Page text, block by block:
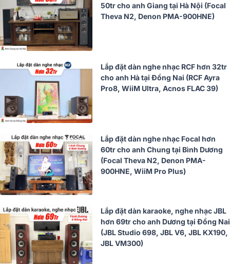
50tr cho anh Giang tại Hà Nội (Focal
Theva N2, Denon PMA-900HNE)
Lắp đặt dàn nghe nhạc RCF hơn 32tr
cho anh Hà tại Đồng Nai (RCF Ayra
Pro8, WiiM Ultra, Acnos FLAC 39)
Lắp đặt dàn nghe nhạc Focal hơn
60tr cho anh Chung tại Bình Dương
(Focal Theva N2, Denon PMA-
900HNE, WiiM Pro Plus)
Lắp đặt dàn karaoke, nghe nhạc JBL
hơn 69tr cho anh Dương tại Đồng Nai
(JBL Studio 698, JBL V6, JBL KX190,
JBL VM300)